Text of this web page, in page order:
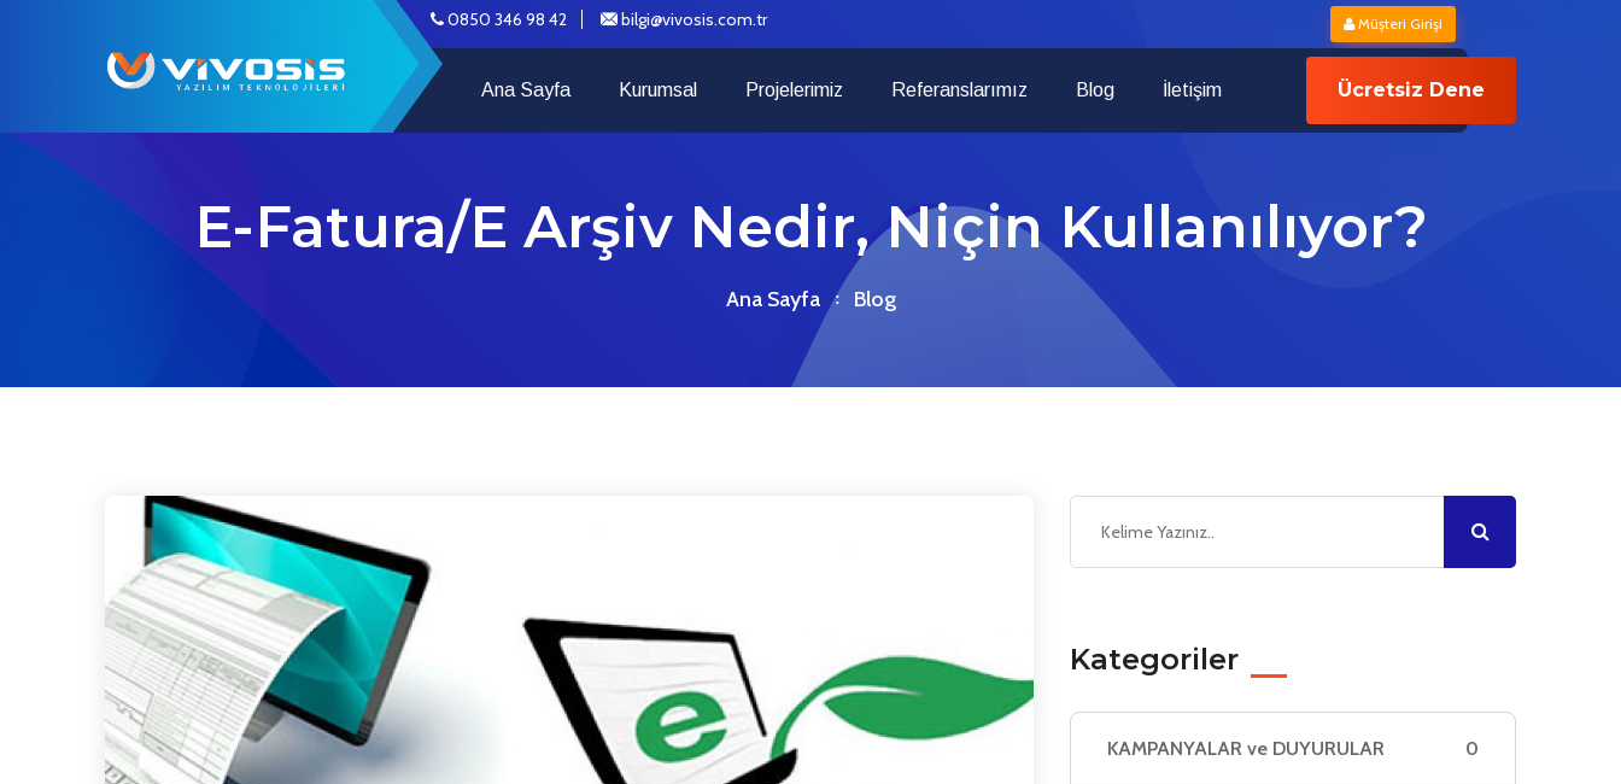
0850 346 98 42 bilgi@vivosis.com.tr Müşteri Girişi
Ana Sayfa Kurumsal Projelerimiz Referanslarımız Blog İletişim Ücretsiz Dene
E-Fatura/E Arşiv Nedir, Niçin Kullanılıyor?
Ana Sayfa Blog
Kategoriler
KAMPANYALAR ve DUYURULAR 0